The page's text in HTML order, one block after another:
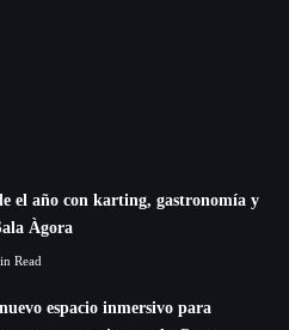
el año con karting, gastronomía y
Àgora
Read
espacio inmersivo para